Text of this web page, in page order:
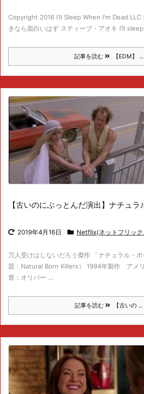
Copyright 2016 I'll Sleep When I'm Dead LLC
きなら面白いはず スティーブ・アオキ I'll
記事を読む 【EDM】 ...
【古いのにぶっとんだ演出】ナチュ
2019年4月16日 Netflix(ネットフリック
万人受けはしないだろう傑作 「ナチュラル・
題：Natural Born Killers） 1994年製作 アメ
督：オリバー ...
記事を読む 【古いの ...